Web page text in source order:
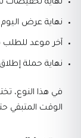
نهاية تخفيضات
نهاية عرض
آخر موعد للطلب
نهاية حملة
في هذا النوع،
الوقت المتبقي